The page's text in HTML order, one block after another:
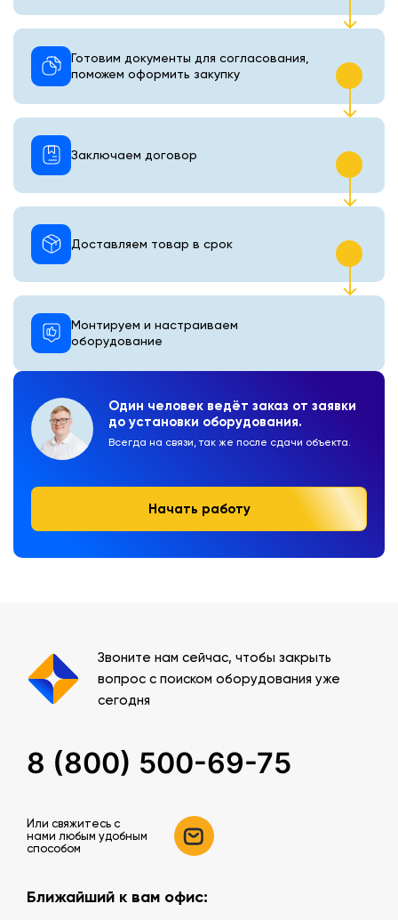
Один человек ведёт заказ от заявки
до установки оборудования.
Всегда на связи, так же после сдачи объекта.
Начать работу
Готовим документы для согласования,
поможем оформить закупку
Монтируем и настраиваем
оборудование
Доставляем товар в срок
Заключаем договор
Звоните нам сейчас, чтобы закрыть
вопрос с поиском оборудования уже
сегодня
8 (800) 500-69-75
Или свяжитесь c
нами любым удобным
способом
Ближайший к вам офис: